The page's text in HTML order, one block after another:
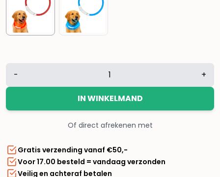
–
Hond
–
3
- +
IN WINKELMAND
Of direct afrekenen met
Gratis verzending vanaf €50,-
Voor 17.00 besteld = vandaag verzonden
Veilig en achteraf betalen